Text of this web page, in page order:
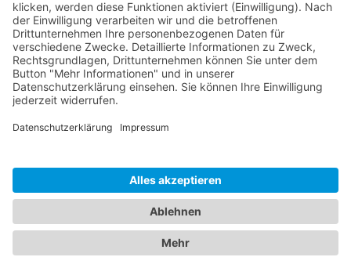
Rechtliches
Copyright · Sportverein Ennetach e.V.